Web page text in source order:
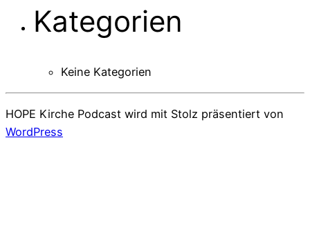
Kategorien
Keine Kategorien
HOPE Kirche Podcast wird mit Stolz präsentiert von
WordPress